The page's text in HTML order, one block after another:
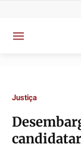
Justiça